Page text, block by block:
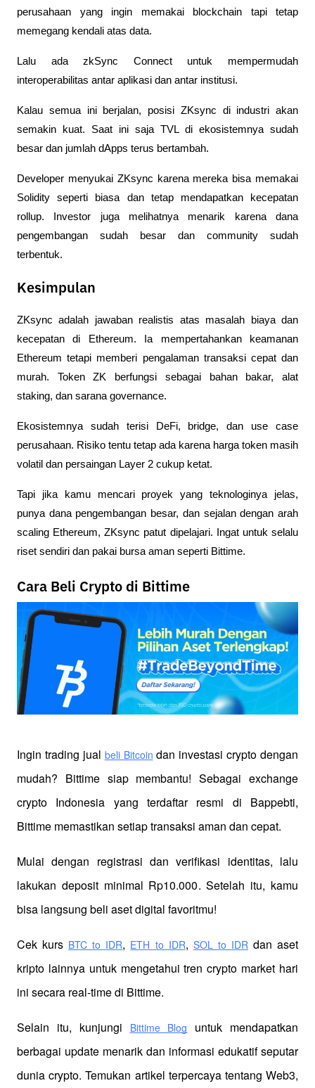
perusahaan yang ingin memakai blockchain tapi tetap
memegang kendali atas data.
Lalu ada zkSync Connect untuk mempermudah
interoperabilitas antar aplikasi dan antar institusi.
Kalau semua ini berjalan, posisi ZKsync di industri akan
semakin kuat. Saat ini saja TVL di ekosistemnya sudah
besar dan jumlah dApps terus bertambah.
Developer menyukai ZKsync karena mereka bisa memakai
Solidity seperti biasa dan tetap mendapatkan kecepatan
rollup. Investor juga melihatnya menarik karena dana
pengembangan sudah besar dan community sudah
terbentuk.
Kesimpulan
ZKsync adalah jawaban realistis atas masalah biaya dan
kecepatan di Ethereum. Ia mempertahankan keamanan
Ethereum tetapi memberi pengalaman transaksi cepat dan
murah. Token ZK berfungsi sebagai bahan bakar, alat
staking, dan sarana governance.
Ekosistemnya sudah terisi DeFi, bridge, dan use case
perusahaan. Risiko tentu tetap ada karena harga token masih
volatil dan persaingan Layer 2 cukup ketat.
Tapi jika kamu mencari proyek yang teknologinya jelas,
punya dana pengembangan besar, dan sejalan dengan arah
scaling Ethereum, ZKsync patut dipelajari. Ingat untuk selalu
riset sendiri dan pakai bursa aman seperti Bittime.
Cara Beli Crypto di Bittime
Ingin trading jual beli Bitcoin dan investasi crypto dengan
mudah? Bittime siap membantu! Sebagai exchange
crypto Indonesia yang terdaftar resmi di Bappebti,
Bittime memastikan setiap transaksi aman dan cepat.
Mulai dengan registrasi dan verifikasi identitas, lalu
lakukan deposit minimal Rp10.000. Setelah itu, kamu
bisa langsung beli aset digital favoritmu!
Cek kurs BTC to IDR, ETH to IDR, SOL to IDR dan aset
kripto lainnya untuk mengetahui tren crypto market hari
ini secara real-time di Bittime.
Selain itu, kunjungi Bittime Blog
untuk mendapatkan
berbagai update menarik dan informasi edukatif seputar
dunia crypto. Temukan artikel terpercaya tentang Web3,